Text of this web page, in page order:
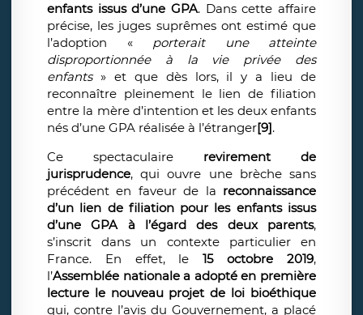
enfants issus d’une GPA. Dans cette affaire
précise, les juges suprêmes ont estimé que
l’adoption « porterait une atteinte
disproportionnée à la vie privée des
enfants» et que dès lors, il y a lieu de
reconnaître pleinement le lien de filiation
entre la mère d’intention et les deux enfants
nés d’une GPA réalisée à l’étranger[9].
Ce spectaculaire revirement de
jurisprudence, qui ouvre une brèche sans
précédent en faveur de la reconnaissance
d’un lien de filiation pour les enfants issus
d’une GPA à l’égard des deux parents,
s’inscrit dans un contexte particulier en
France. En effet, le15 octobre 2019,
l’Assemblée nationale a adopté en première
lecture le nouveau projet de loi bioéthique
qui, contre l’avis du Gouvernement, a placé